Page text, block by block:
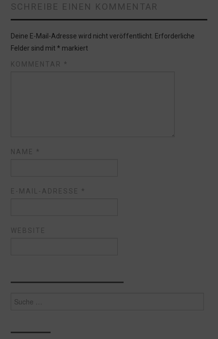
SCHREIBE EINEN KOMMENTAR
Deine E-Mail-Adresse wird nicht veröffentlicht. Erforderliche
Felder sind mit* markiert
KOMMENTAR *
NAME *
E-MAIL-ADRESSE *
WEBSITE
Suche
nach: